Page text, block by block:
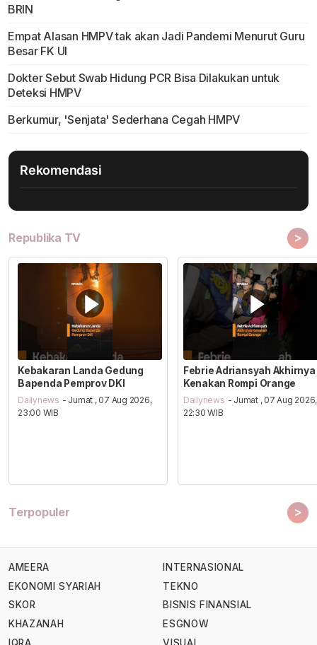
BRIN
Empat Alasan HMPV tak akan Jadi Pandemi Menurut Guru
Besar FK UI
Dokter Sebut Swab Hidung PCR Bisa Dilakukan untuk
Deteksi HMPV
Berkumur, 'Senjata' Sederhana Cegah HMPV
Rekomendasi
Republika TV >
Kebakaran Landa Gedung
Bapenda Pemprov DKI
Dailynews - Jumat , 07 Aug 2026,
23:00 WIB
Febrie Adriansyah Akhirnya
Kenakan Rompi Orange
Dailynews - Jumat , 07 Aug 2026,
22:30 WIB
Terpopuler >
AMEERA
EKONOMI SYARIAH
SKOR
KHAZANAH
IQRA
INTERNASIONAL
TEKNO
BISNIS FINANSIAL
ESGNOW
VISUAL